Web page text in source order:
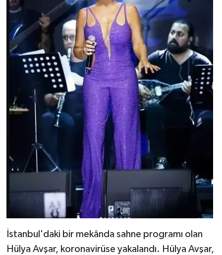
İstanbul'daki bir mekânda sahne programı olan
Hülya Avşar, koronavirüse yakalandı. Hülya Avşar,